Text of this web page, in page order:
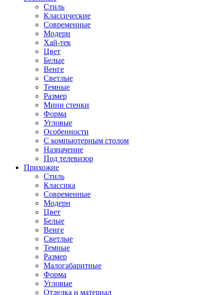
Стиль
Классические
Современные
Модерн
Хай-тек
Цвет
Белые
Венге
Светлые
Темные
Размер
Мини стенки
Форма
Угловые
Особенности
С компьютерным столом
Назначение
Под телевизор
Прихожие
Стиль
Классика
Современные
Модерн
Цвет
Белые
Венге
Светлые
Темные
Размер
Малогабаритные
Форма
Угловые
Отделка и материал